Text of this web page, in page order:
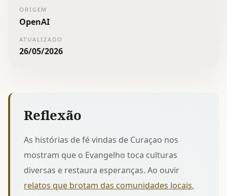
ORIGEM
OpenAI
ATUALIZADO
26/05/2026
Reflexão
As histórias de fé vindas de Curaçao nos
mostram que o Evangelho toca culturas
diversas e restaura esperanças. Ao ouvir
relatos que brotam das comunidades locais,